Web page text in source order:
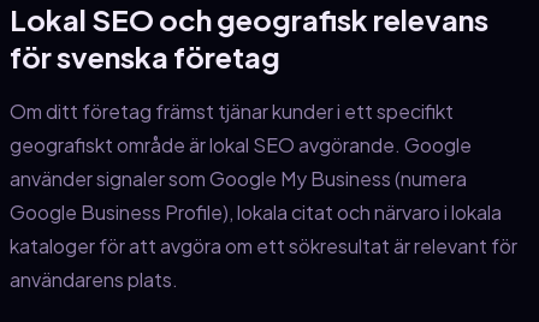
Lokal SEO och geografisk relevans
för svenska företag
Om ditt företag främst tjänar kunder i ett specifikt
geografiskt område är lokal SEO avgörande. Google
använder signaler som Google My Business (numera
Google Business Profile), lokala citat och närvaro i lokala
kataloger för att avgöra om ett sökresultat är relevant för
användarens plats.